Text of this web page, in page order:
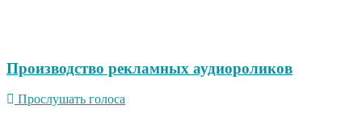
Производство рекламных аудиороликов
Прослушать голоса